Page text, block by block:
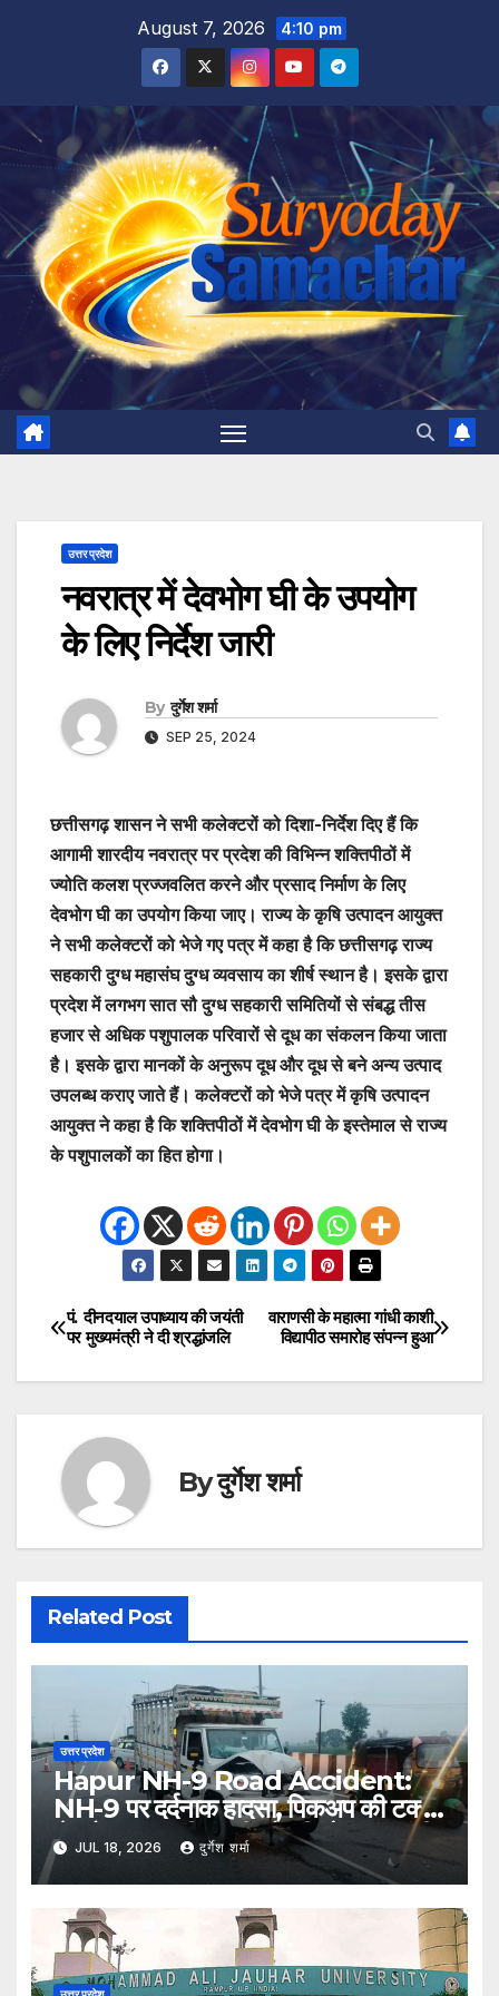
August 7, 2026 4:10 pm
उत्तर प्रदेश
नवरात्र में देवभोग घी के उपयोग
के लिए निर्देश जारी
By दुर्गेश शर्मा
SEP 25, 2024
छत्तीसगढ़ शासन ने सभी कलेक्टरों को दिशा-निर्देश दिए हैं कि
आगामी शारदीय नवरात्र पर प्रदेश की विभिन्न शक्तिपीठों में
ज्योति कलश प्रज्जवलित करने और प्रसाद निर्माण के लिए
देवभोग घी का उपयोग किया जाए। राज्य के कृषि उत्पादन आयुक्त
ने सभी कलेक्टरों को भेजे गए पत्र में कहा है कि छत्तीसगढ़ राज्य
सहकारी दुग्ध महासंघ दुग्ध व्यवसाय का शीर्ष स्थान है। इसके द्वारा
प्रदेश में लगभग सात सौ दुग्ध सहकारी समितियों से संबद्ध तीस
हजार से अधिक पशुपालक परिवारों से दूध का संकलन किया जाता
है। इसके द्वारा मानकों के अनुरूप दूध और दूध से बने अन्य उत्पाद
उपलब्ध कराए जाते हैं। कलेक्टरों को भेजे पत्र में कृषि उत्पादन
आयुक्त ने कहा है कि शक्तिपीठों में देवभोग घी के इस्तेमाल से राज्य
के पशुपालकों का हित होगा।
Post
navigation
वाराणसी के महात्मा गांधी काशी
विद्यापीठ समारोह संपन्न हुआ
पं. दीनदयाल उपाध्याय की जयंती
पर मुख्यमंत्री ने दी श्रद्धांजलि
Byदुर्गेश शर्मा
Related Post
उत्तर प्रदेश
Hapur NH-9 Road Accident:
NH-9 पर दर्दनाक हादसा, पिकअप की टक्कर
से ट्रैक्टर-ट्रॉली पलटी; दो की मौत, एक गंभीर
घायल
JUL 18, 2026 दुर्गेश शर्मा